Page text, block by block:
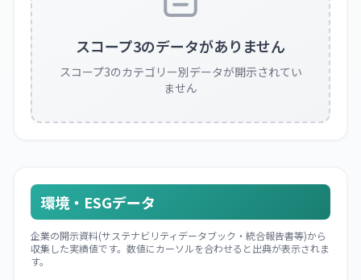
スコープ3のデータがありません
スコープ3のカテゴリー別データが開示されてい
ません
環境・ESGデータ
企業の開示資料(サステナビリティデータブック・統合報告書等)から
収集した実績値です。数値にカーソルを合わせると出典が表示されま
す。